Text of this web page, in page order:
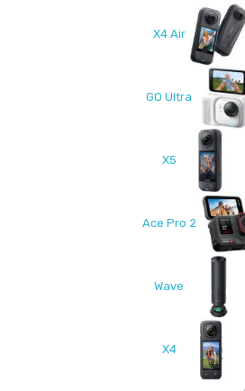
X4 Air
GO Ultra
X5
Ace Pro 2
Wave
X4